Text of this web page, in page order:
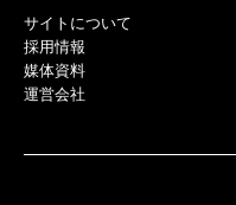
サイトについて
採用情報
媒体資料
運営会社